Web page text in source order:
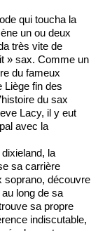
qui toucha la
un ou deux
très vite de
» sax. Comme un
du fameux
Liège fin des
du sax
Lacy, il y eut
avec la
la
sa carrière
soprano, découvre
long de sa
sa propre
indiscutable,